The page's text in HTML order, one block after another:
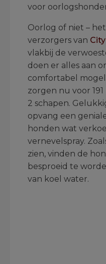
voor
Oorlog of niet –
verzorgers van
vlakbij de
doen er alles aan
comfortabel
zorgen nu voor
2 schapen.
opvang een
honden wat
vernevelspray.
zien, vinden de
besproeid te
van koel water.